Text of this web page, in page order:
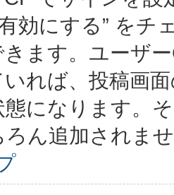
効にする” を
ます。ユーザ
いれば、投稿画
態になります。
ん追加されま